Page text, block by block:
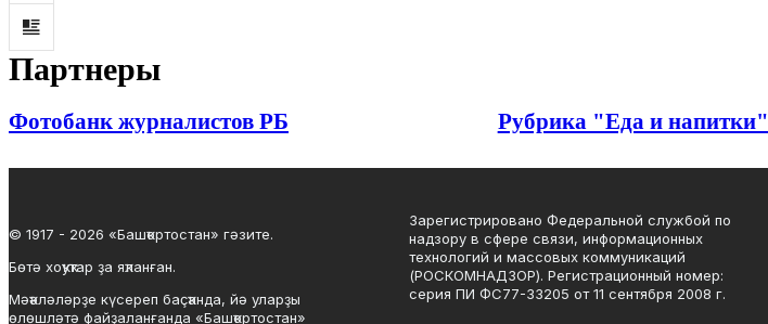
Партнеры
Фотобанк журналистов РБ Рубрика "Еда и напитки"
© 1917 - 2026 «Башҡортостан» гәзите.
Бөтә хоҡуҡтар ҙа яҡланған.
Мәҡәләләрҙе күсереп баҫҡанда, йә уларҙы
өлөшләтә файҙаланғанда «Башҡортостан»
Зарегистрировано Федеральной службой по
надзору в сфере связи, информационных
технологий и массовых коммуникаций
(РОСКОМНАДЗОР). Регистрационный номер:
серия ПИ ФС77-33205 от 11 сентября 2008 г.